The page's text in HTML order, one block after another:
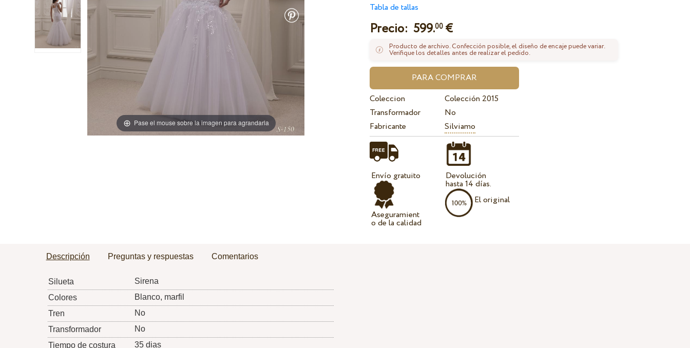
Pase el mouse sobre la imagen para agrandarla
Tabla de tallas
Precio: 599.00 €
Producto de archivo. Confección posible, el diseño de encaje puede variar.
Verifique los detalles antes de realizar el pedido.
Coleccion
Colección 2015
Transformador
No
Fabricante
Silviamo
Envío gratuito
Aseguramient
o de la calidad
Devolución
hasta 14 días.
El original
Descripción Preguntas y respuestas Comentarios
Silueta
Sirena
Colores
Blanco, marfil
Tren
No
Transformador
No
Tiempo de costura
35 dias